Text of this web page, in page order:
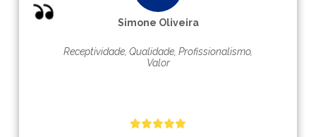
Simone Oliveira
Receptividade, Qualidade, Profissionalismo,
Valor